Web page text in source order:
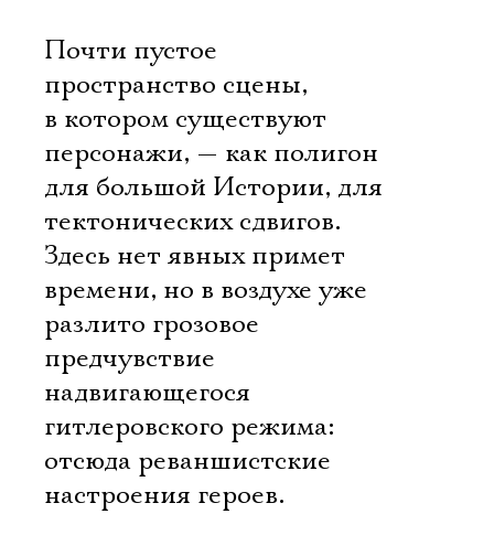
Почти пустое
пространство сцены,
в котором существуют
персонажи, — как полигон
для большой Истории, для
тектонических сдвигов.
Здесь нет явных примет
времени, но в воздухе уже
разлито грозовое
предчувствие
надвигающегося
гитлеровского режима:
отсюда реваншистские
настроения героев.